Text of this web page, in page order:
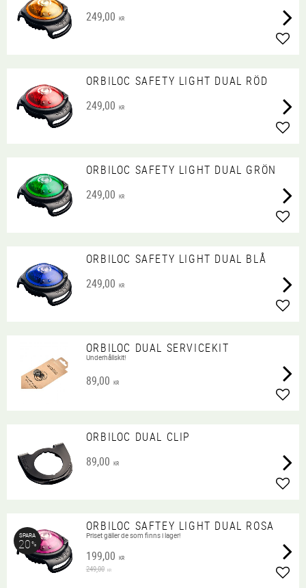
249,00 KR
ORBILOC SAFETY LIGHT DUAL RÖD
249,00 KR
ORBILOC SAFETY LIGHT DUAL GRÖN
249,00 KR
ORBILOC SAFETY LIGHT DUAL BLÅ
249,00 KR
ORBILOC DUAL SERVICEKIT
Underhållskit!
89,00 KR
ORBILOC DUAL CLIP
89,00 KR
ORBILOC SAFTEY LIGHT DUAL ROSA
Priset gäller de som finns i lager!
199,00 KR
249,00 KR
SPARA
20%